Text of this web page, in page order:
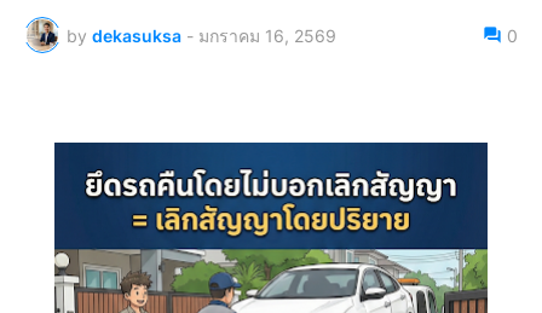
by dekasuksa - มกราคม 16, 2569 0